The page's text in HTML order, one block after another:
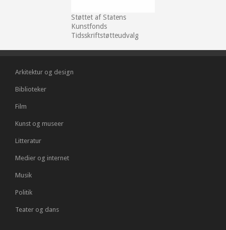
Støttet af Statens
Kunstfonds
Tidsskriftstøtteudvalg
Arkitektur og design
Biblioteker
Film
Kunst og museer
Litteratur
Medier og internet
Musik
Politik
Teater og dans